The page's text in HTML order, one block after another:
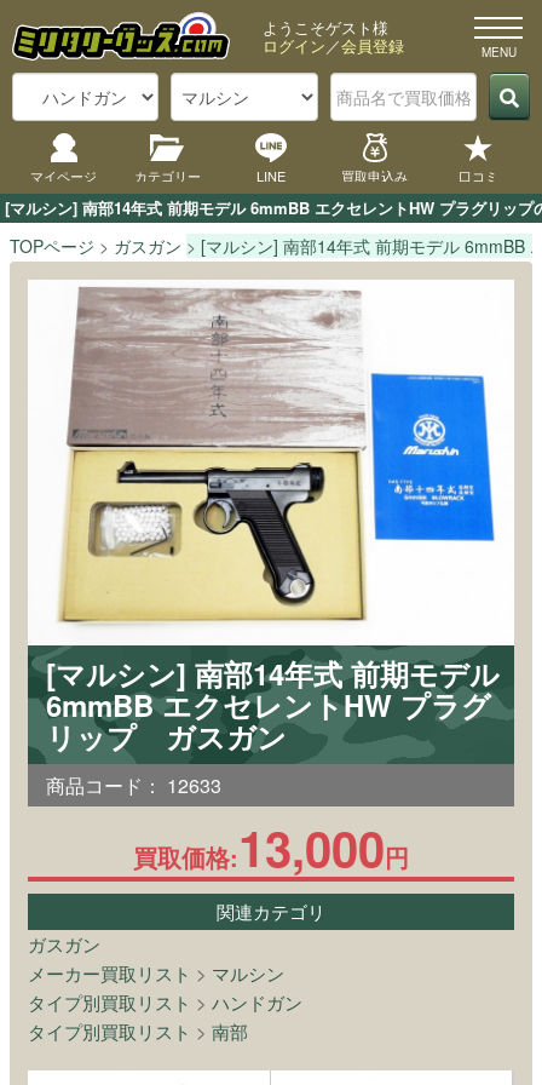
[マルシン] 南部14年式 前期モデル 6mmBB エクセレントHW プラグリッ
ようこそゲスト様
ログイン／会員登録
マイページ カテゴリー LINE 買取申込み 口コミ
TOPページ ガスガン [マルシン] 南部14年式 前期モデル 6mmBB
[マルシン] 南部14年式 前期モデル
6mmBB エクセレントHW プラグ
リップ ガスガン
商品コード： 12633
買取価格:13,000円
関連カテゴリ
ガスガン
メーカー買取リスト > マルシン
タイプ別買取リスト > ハンドガン
タイプ別買取リスト > 南部